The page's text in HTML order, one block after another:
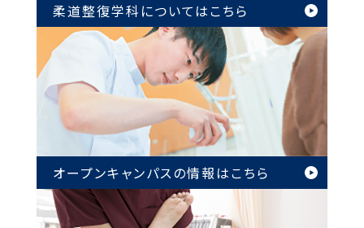
柔道整復学科についてはこちら
オープンキャンパスの情報はこちら